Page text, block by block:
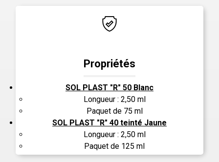
Propriétés
SOL PLAST "R" 50 Blanc
Longueur : 2,50 ml
Paquet de 75 ml
SOL PLAST "R" 40 teinté Jaune
Longueur : 2,50 ml
Paquet de 125 ml